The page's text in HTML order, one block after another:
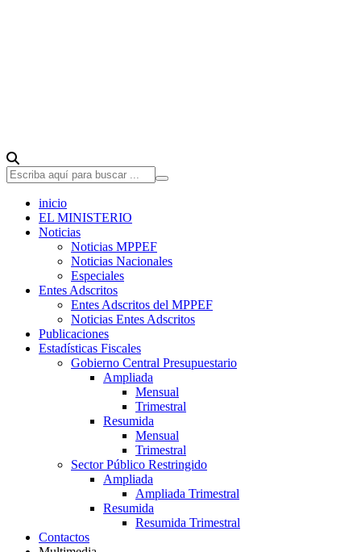
inicio
EL MINISTERIO
Noticias
Noticias MPPEF
Noticias Nacionales
Especiales
Entes Adscritos
Entes Adscritos del MPPEF
Noticias Entes Adscritos
Publicaciones
Estadísticas Fiscales
Gobierno Central Presupuestario
Ampliada
Mensual
Trimestral
Resumida
Mensual
Trimestral
Sector Público Restringido
Ampliada
Ampliada Trimestral
Resumida
Resumida Trimestral
Contactos